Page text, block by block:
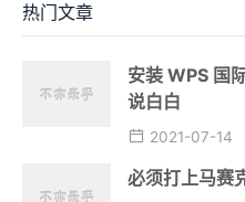
热门文章
安装 WPS 国
说白白
2021-07-14
必须打上马赛